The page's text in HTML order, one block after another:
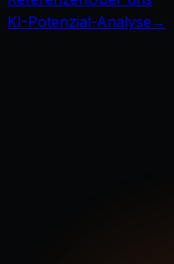
KI-Potenzial-Analyse →